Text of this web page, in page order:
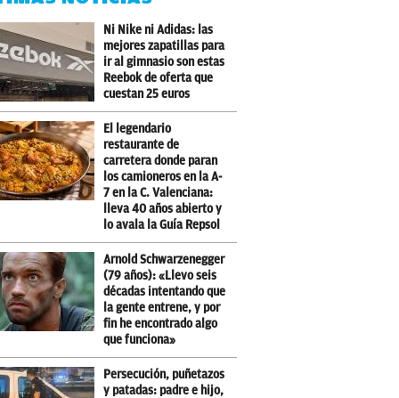
Ni Nike ni Adidas: las
mejores zapatillas para
ir al gimnasio son estas
Reebok de oferta que
cuestan 25 euros
El legendario
restaurante de
carretera donde paran
los camioneros en la A-
7 en la C. Valenciana:
lleva 40 años abierto y
lo avala la Guía Repsol
Arnold Schwarzenegger
(79 años): «Llevo seis
décadas intentando que
la gente entrene, y por
fin he encontrado algo
que funciona»
Persecución, puñetazos
y patadas: padre e hijo,